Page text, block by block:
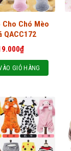
Cho Chó Mèo
QACC172
₫
GIỎ HÀNG